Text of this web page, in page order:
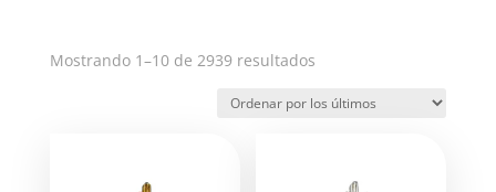
Mostrando 1–10 de 2939 resultadosOrdenado
los